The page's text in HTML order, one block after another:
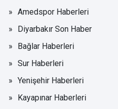
Amedspor Haberleri
Diyarbakır Son Haber
Bağlar Haberleri
Sur Haberleri
Yenişehir Haberleri
Kayapınar Haberleri